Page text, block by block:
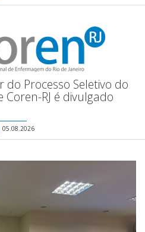
Processo Seletivo do
RJ é divulgado
05.08.2026